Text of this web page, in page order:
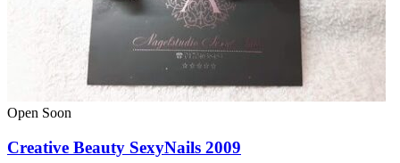
Open Soon
Creative Beauty SexyNails 2009